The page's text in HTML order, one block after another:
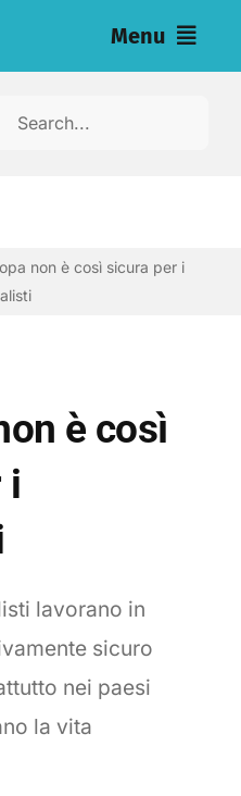
Menu
non è così sicura per i
è così
i
lavorano in
sicuro
nei paesi
la vita